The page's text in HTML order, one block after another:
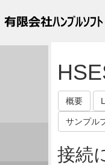
概要
サンプル
接続